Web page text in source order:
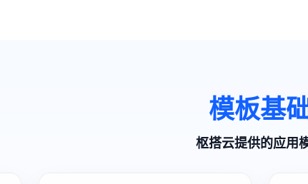
模板基
枢搭云提供的应用